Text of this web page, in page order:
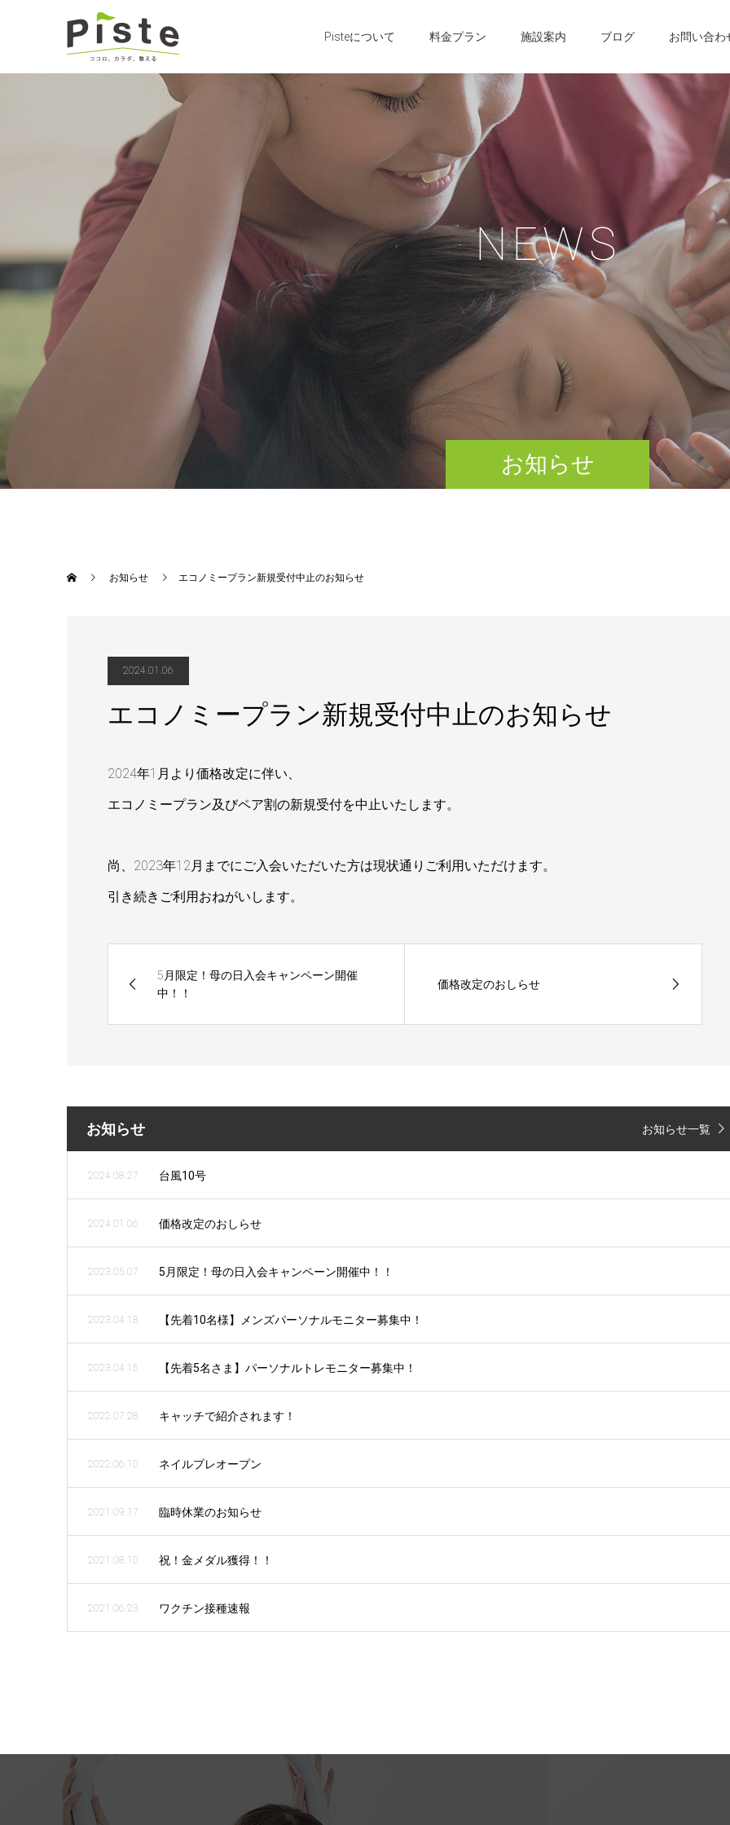
Pisteについて 料金プラン 施設案内 ブログ お問い合わ
お知らせ
NEWS
お知らせ エコノミープラン新規受付中止のお知らせ
2024.01.06
エコノミープラン新規受付中止のお知らせ
2024年1月より価格改定に伴い、
エコノミープラン及びペア割の新規受付を中止いたします。
尚、2023年12月までにご入会いただいた方は現状通りご利用いただけます。
引き続きご利用おねがいします。
5月限定！母の日入会キャンペーン開催
中！！
価格改定のおしらせ
お知らせ お知らせ一覧
2024.08.27 台風10号
2024.01.06 価格改定のおしらせ
2023.05.07 5月限定！母の日入会キャンペーン開催中！！
2023.04.18 【先着10名様】メンズパーソナルモニター募集中！
2023.04.15 【先着5名さま】パーソナルトレモニター募集中！
2022.07.28 キャッチで紹介されます！
2022.06.10 ネイルプレオープン
2021.09.17 臨時休業のお知らせ
2021.08.10 祝！金メダル獲得！！
2021.06.23 ワクチン接種速報